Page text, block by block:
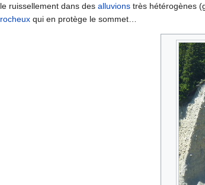
le ruissellement dans des alluvions très hétérogènes
rocheux qui en protège le sommet…